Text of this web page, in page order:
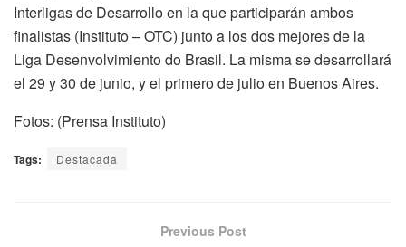
Interligas de Desarrollo en la que participarán ambos
finalistas (Instituto – OTC) junto a los dos mejores de la
Liga Desenvolvimiento do Brasil. La misma se desarrollará
el 29 y 30 de junio, y el primero de julio en Buenos Aires.
Fotos: (Prensa Instituto)
Tags: Destacada
Previous Post